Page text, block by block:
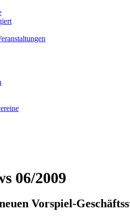
06/2009
Vorspiel-